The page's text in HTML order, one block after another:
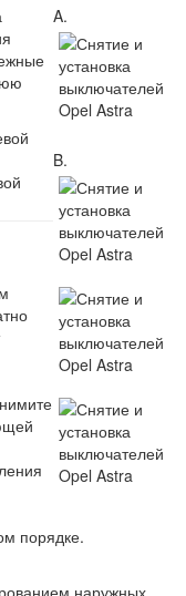
A.
B.
порядке.
наружных